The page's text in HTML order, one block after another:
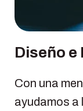
Diseño
Con una
ayudamos a